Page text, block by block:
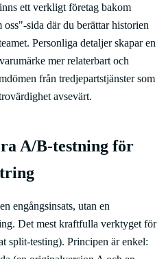
ett verkligt företag bakom
sida där du berättar historien
Personliga detaljer skapar en
mer relaterbart och
från tredjepartstjänster som
avsevärt.
A/B-testning för
engångsinsats, utan en
Det mest kraftfulla verktyget för
split-testing). Principen är enkel: